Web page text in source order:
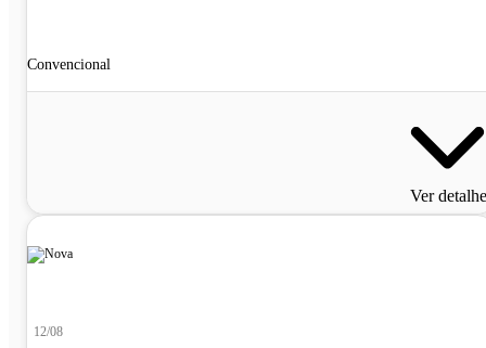
Convencional
Ver
12/08